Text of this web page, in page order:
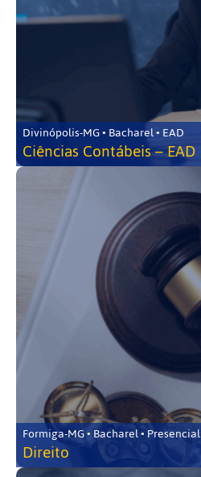
Divinópolis-MG • Bacharel • EAD
Ciências Contábeis – EAD
Formiga-MG • Bacharel • Presencial
Direito